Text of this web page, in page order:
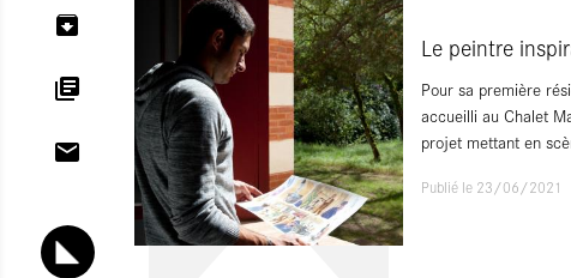
Le peintre
Pour sa première
accueilli au Chalet
projet mettant en
Publié le 23/06/2021